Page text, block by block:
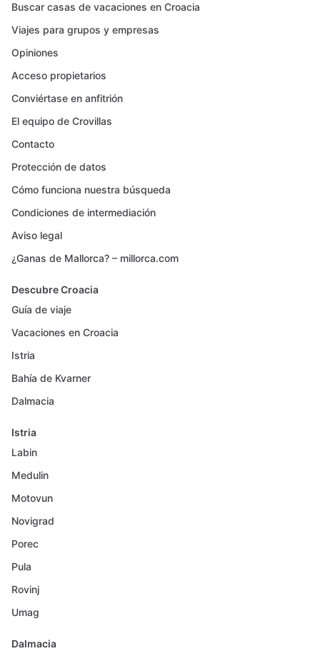
Buscar casas de vacaciones en Croacia
Viajes para grupos y empresas
Opiniones
Acceso propietarios
Conviértase en anfitrión
El equipo de Crovillas
Contacto
Protección de datos
Cómo funciona nuestra búsqueda
Condiciones de intermediación
Aviso legal
¿Ganas de Mallorca? – millorca.com
Descubre Croacia
Guía de viaje
Vacaciones en Croacia
Istria
Bahía de Kvarner
Dalmacia
Istria
Labin
Medulin
Motovun
Novigrad
Porec
Pula
Rovinj
Umag
Dalmacia